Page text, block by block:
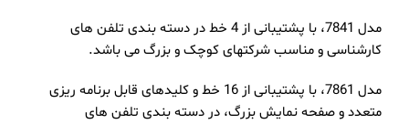
مدل 7841، با پشتیبانی از 4 خط در دسته بندی تلفن های
کارشناسی و مناسب شرکتهای کوچک و بزرگ می باشد.
مدل 7861، با پشتیبانی از 16 خط و کلیدهای قابل برنامه ریزی
متعدد و صفحه نمایش بزرگ، در دسته بندی تلفن های